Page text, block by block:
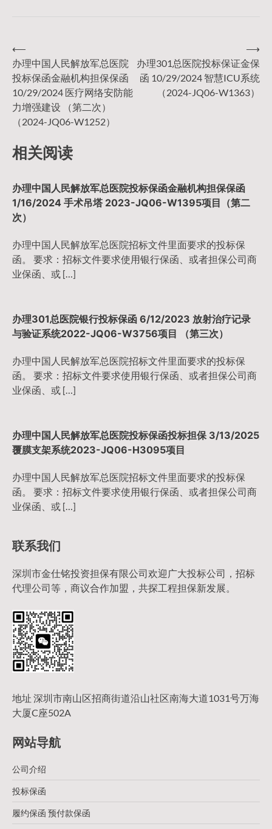
文
章
导
航
⟵
办理中国人民解放军总医院
投标保函金融机构担保保函
10/29/2024 医疗网络安防能
力增强建设 （第二次）
（2024-JQ06-W1252）
办理301总医院投标保证金保
函 10/29/2024 智慧ICU系统
（2024-JQ06-W1363）
⟶
相关阅读
办理中国人民解放军总医院投标保函金融机构担保保函
1/16/2024 手术吊塔 2023-JQ06-W1395项目（第二
次）
办理中国人民解放军总医院招标文件里面要求的投标保
函。 要求：招标文件要求使用银行保函、或者担保公司商
业保函、或 […]
办理301总医院银行投标保函 6/12/2023 放射治疗记录
与验证系统2022-JQ06-W3756项目 （第三次）
办理中国人民解放军总医院招标文件里面要求的投标保
函。 要求：招标文件要求使用银行保函、或者担保公司商
业保函、或 […]
办理中国人民解放军总医院投标保函投标担保 3/13/2025
覆膜支架系统2023-JQ06-H3095项目
办理中国人民解放军总医院招标文件里面要求的投标保
函。 要求：招标文件要求使用银行保函、或者担保公司商
业保函、或 […]
联系我们
深圳市金仕铭投资担保有限公司欢迎广大投标公司，招标
代理公司等，商议合作加盟，共探工程担保新发展。
地址 深圳市南山区招商街道沿山社区南海大道1031号万海
大厦C座502A
网站导航
公司介绍
投标保函
履约保函 预付款保函